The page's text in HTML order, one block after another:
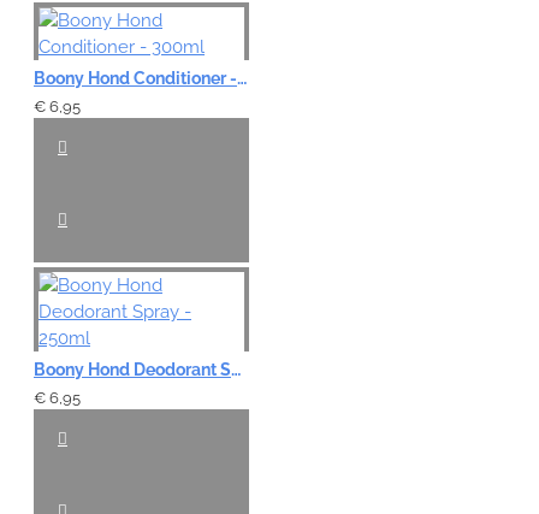
Boony Hond Conditioner - 300ml
€ 6,95
Boony Hond Deodorant Spray - 250ml
€ 6,95